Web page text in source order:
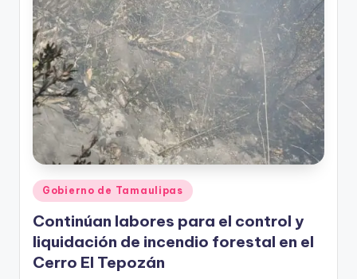
Publicado
en
Gobierno de Tamaulipas
Continúan labores para el control y
liquidación de incendio forestal en el
Cerro El Tepozán